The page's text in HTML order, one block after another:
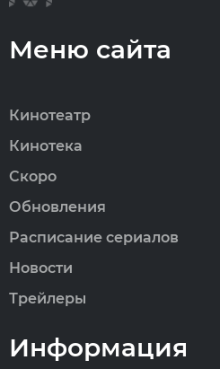
Меню сайта
Кинотеатр
Кинотека
Скоро
Обновления
Расписание сериалов
Новости
Трейлеры
Информация